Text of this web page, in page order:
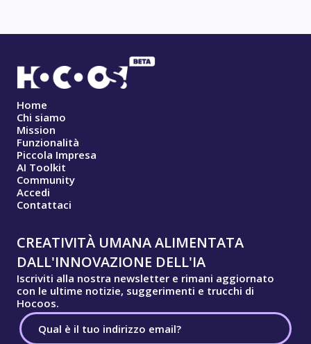
Home
Chi siamo
Mission
Funzionalità
Piccola Impresa
AI Toolkit
Community
Accedi
Contattaci
CREATIVITÀ UMANA ALIMENTATA
DALL'INNOVAZIONE DELL'IA
Iscriviti alla nostra newsletter e rimani aggiornato
con le ultime notizie, suggerimenti e trucchi di
Hocoos.